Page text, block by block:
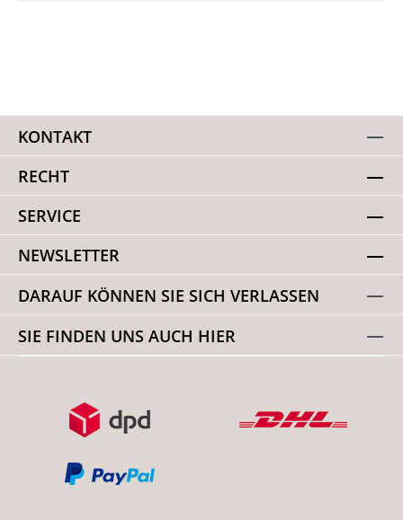
KONTAKT
RECHT
SERVICE
NEWSLETTER
DARAUF KÖNNEN SIE SICH VERLASSEN
SIE FINDEN UNS AUCH HIER